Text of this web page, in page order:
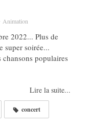
Animation
2022... Plus de
super soirée...
populaires
Lire la suite...
concert